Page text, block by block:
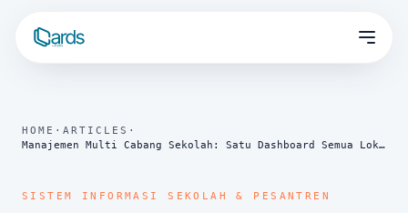
HOME · ARTICLES ·
Manajemen Multi Cabang Sekolah: Satu Dashboard Semua Lokasi
SISTEM INFORMASI SEKOLAH & PESANTREN